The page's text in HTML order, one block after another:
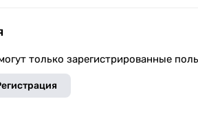
только зарегистрированные